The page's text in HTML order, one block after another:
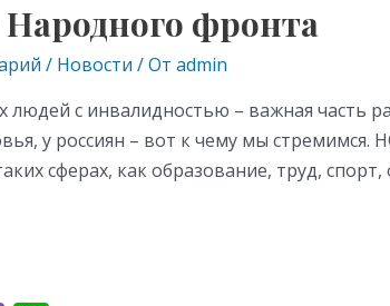
фронта
/ Новости / От admin
людей с инвалидностью – важная часть
у россиян – вот к чему мы
сферах, как образование, труд,